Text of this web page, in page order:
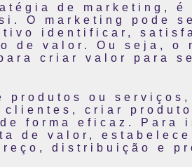
de marketing, é
O marketing pode
identificar,
de valor. Ou seja, o
criar valor para
produtos ou
criar
forma eficaz. Para
de valor,
distribuição e